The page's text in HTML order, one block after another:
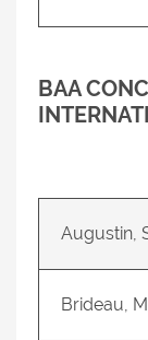
BAA
Augustin,
Brideau,